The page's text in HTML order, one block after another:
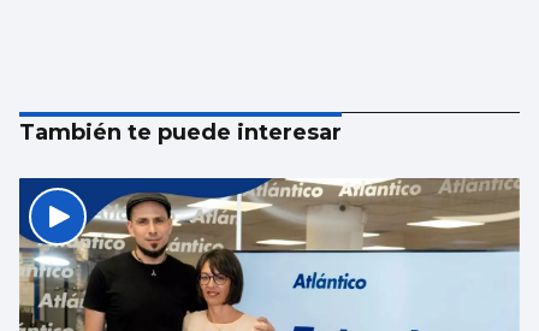
También te puede interesar